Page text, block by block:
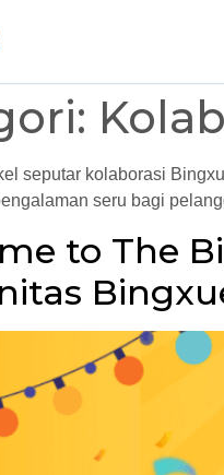
seputar kolaborasi
seru bagi
to The